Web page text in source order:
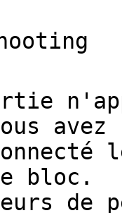
avez
bloc.
de